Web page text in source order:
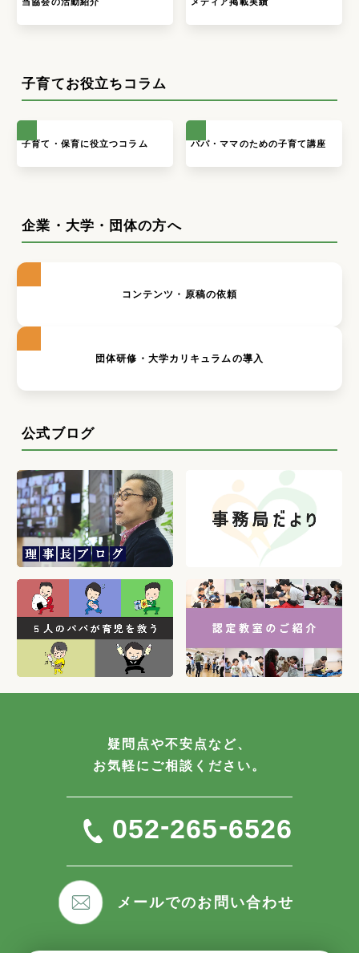
子育てお役立ちコラム
子育て・保育に役立つコラム パパ・ママのための子育て講座
企業・大学・団体の方へ
コンテンツ・原稿の依頼
団体研修・大学カリキュラムの導入
公式ブログ
疑問点や不安点など、
お気軽にご相談ください。
052-265-6526
メールでのお問い合わせ